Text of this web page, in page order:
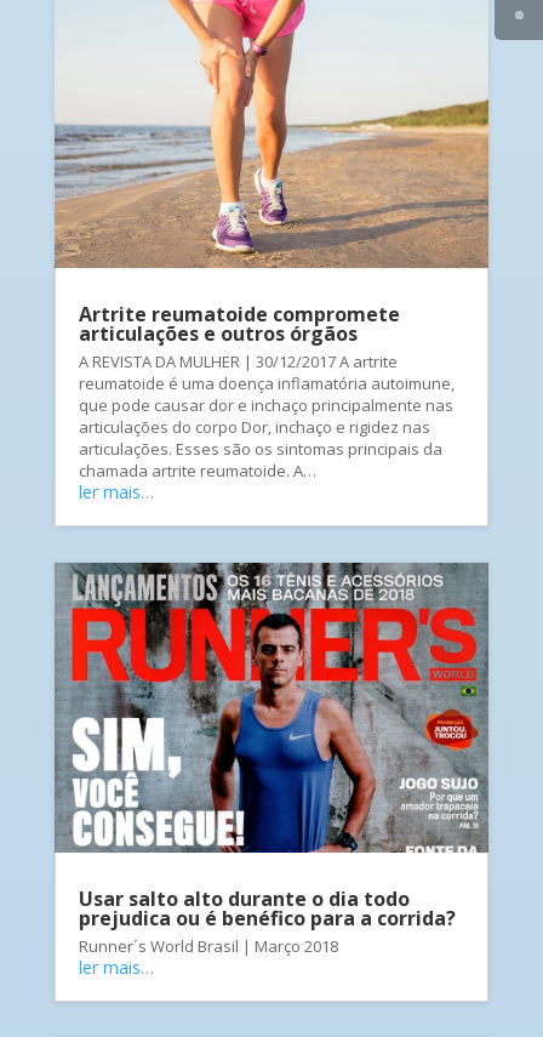
Artrite reumatoide compromete
articulações e outros órgãos
A REVISTA DA MULHER | 30/12/2017 A artrite
reumatoide é uma doença inflamatória autoimune,
que pode causar dor e inchaço principalmente nas
articulações do corpo Dor, inchaço e rigidez nas
articulações. Esses são os sintomas principais da
chamada artrite reumatoide. A…
ler mais…
Usar salto alto durante o dia todo
prejudica ou é benéfico para a corrida?
Runner´s World Brasil | Março 2018
ler mais…